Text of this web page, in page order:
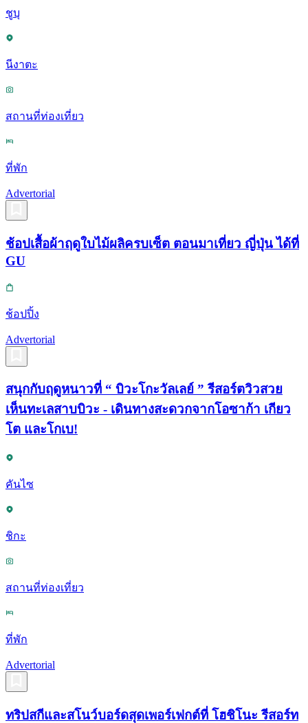
ชูบุ
นีงาตะ
สถานที่ท่องเที่ยว
ที่พัก
Advertorial
ช้อปเสื้อผ้าฤดูใบไม้ผลิครบเซ็ต ตอนมาเที่ยว ญี่ปุ่น ได้ที่
GU
ช้อปปิ้ง
Advertorial
สนุกกับฤดูหนาวที่ “ บิวะโกะวัลเลย์ ” รีสอร์ตวิวสวย
เห็นทะเลสาบบิวะ - เดินทางสะดวกจากโอซาก้า เกียว
โต และโกเบ!
คันไซ
ชิกะ
สถานที่ท่องเที่ยว
ที่พัก
Advertorial
ทริปสกีและสโนว์บอร์ดสุดเพอร์เฟกต์ที่ โฮชิโนะ รีสอร์ท